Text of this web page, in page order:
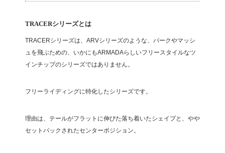
TRACERシリーズとは
TRACERシリーズは、ARVシリーズのような、パークやマッシ
ュを飛ぶための、いかにもARMADAらしいフリースタイルなツ
インチップのシリーズではありません。
フリーライディングに特化したシリーズです。
理由は、テールがフラットに伸びた落ち着いたシェイプと、やや
セットバックされたセンターポジション。